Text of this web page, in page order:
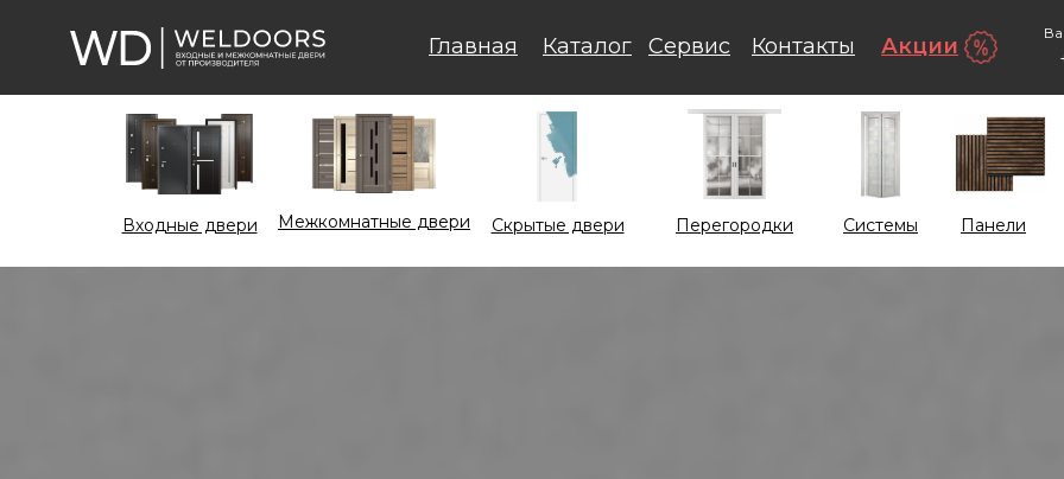
Каталог
Главная Контакты
Сервис Акции
Системы Панели
Перегородки
Cкрытые двери
Входные двери Межкомнатные двери